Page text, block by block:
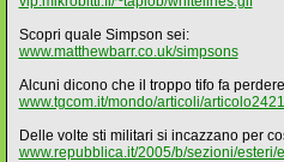
Scopri quale Simpson sei:
www.matthewbarr.co.uk/simpsons
Alcuni dicono che il troppo tifo fa
www.tgcom.it/mondo/articoli/
Delle volte sti militari si incazzano per
www.repubblica.it/2005/b/sezioni/esteri/